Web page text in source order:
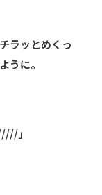
ラッとめくっ
うに。
」